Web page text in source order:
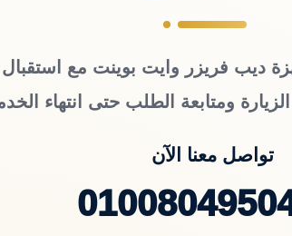
ديب فريزر وايت بوينت مع استقبال
ومتابعة الطلب حتى انتهاء
تواصل معنا الآن